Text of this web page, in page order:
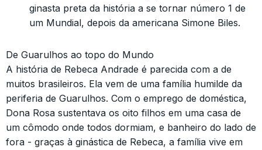
ginasta preta da história a se tornar número 1 de
um Mundial, depois da americana Simone Biles.
De Guarulhos ao topo do Mundo
A história de Rebeca Andrade é parecida com a de
muitos brasileiros. Ela vem de uma família humilde da
periferia de Guarulhos. Com o emprego de doméstica,
Dona Rosa sustentava os oito filhos em uma casa de
um cômodo onde todos dormiam, e banheiro do lado de
fora - graças à ginástica de Rebeca, a família vive em